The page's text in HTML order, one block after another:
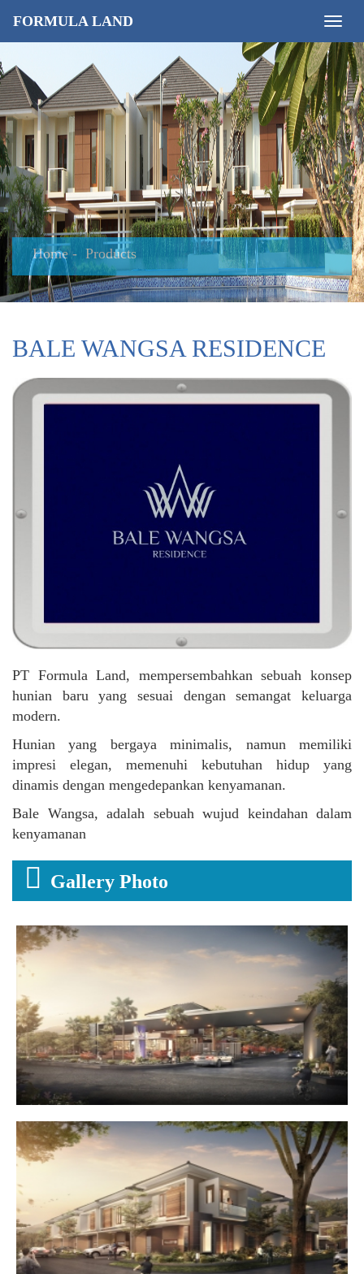
Toggle
FORMULA LAND
Home Products
BALE WANGSA RESIDENCE
PT Formula Land, mempersembahkan sebuah konsep
hunian baru yang sesuai dengan semangat keluarga
modern.
Hunian yang bergaya minimalis, namun memiliki
impresi elegan, memenuhi kebutuhan hidup yang
dinamis dengan mengedepankan kenyamanan.
Bale Wangsa, adalah sebuah wujud keindahan dalam
kenyamanan
Gallery Photo